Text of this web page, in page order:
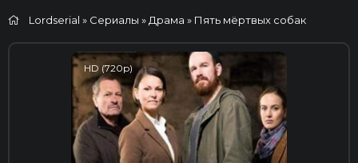
Lordserial » Сериалы » Драма » Пять мёртвых собак
HD (720p)